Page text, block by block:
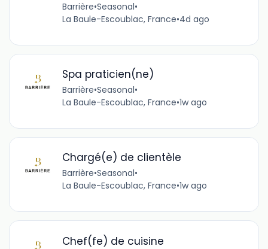
Barrière•Seasonal•
La Baule-Escoublac, France•4d ago
Spa praticien(ne)
Barrière•Seasonal•
La Baule-Escoublac, France•1w ago
Chargé(e) de clientèle
Barrière•Seasonal•
La Baule-Escoublac, France•1w ago
Chef(fe) de cuisine